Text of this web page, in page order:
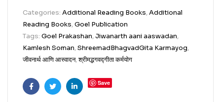
Categories: Additional Reading Books,Additional
Reading Books,Goel Publication
Tags: Goel Prakashan,Jiwanarth aani aaswadan,
Kamlesh Soman,ShreemadBhagvadGita Karmayog,
जीवनार्थ आणि आस्वादन,श्रीमद्भगवद्गीता कर्मयोग
FacebookTwitterLinkedin
Save